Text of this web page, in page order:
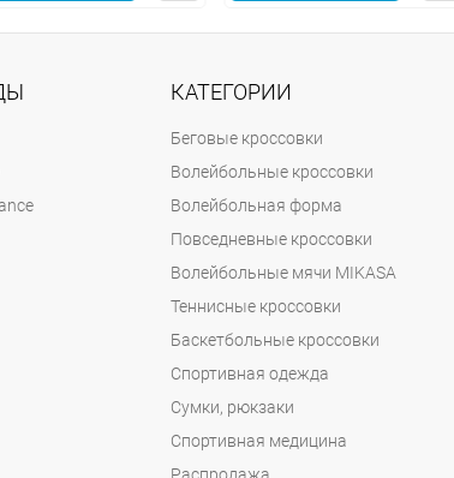
КАТЕГОРИИ
Беговые кроссовки
Волейбольные кроссовки
Волейбольная форма
Повседневные кроссовки
Волейбольные мячи MIKASA
Теннисные кроссовки
Баскетбольные кроссовки
Спортивная одежда
Сумки, рюкзаки
Спортивная медицина